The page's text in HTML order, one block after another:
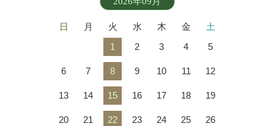
日 月 火 水 木 金
土
1
2 3 4 5
6 7 8 9 10 11 12
13 14 15 16 17 18 19
20 21 22 23 24 25 26